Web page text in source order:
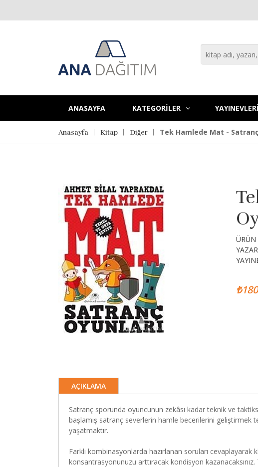
ANASAYFA KATEGORİLER YAYINEVLERİ
Anasayfa Kitap Diğer Tek Hamlede Mat -
ÜRÜN
AÇIKLAMA
Satranç sporunda oyuncunun zekâsı kadar teknik ve
başlamış satranç severlerin hamle becerilerini
yaşatmaktır.
Farklı kombinasyonlarda hazırlanan soruları
konsantrasyonunuzu arttıracak kondisyon